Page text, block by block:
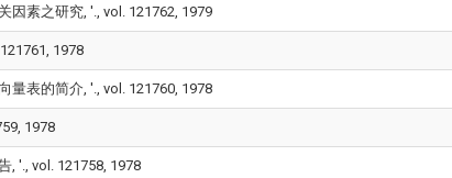
因素之研究, '., vol. 121762, 1979
1978
量表的简介, '., vol. 121760, 1978
1978
, '., vol. 121758, 1978